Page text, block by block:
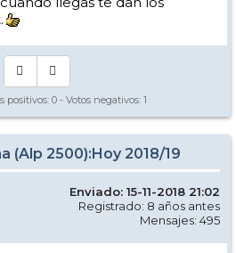
positivos: 0 - Votos negativos: 1
(Alp 2500):Hoy 2018/19
Enviado: 15-11-2018 21:02
Registrado: 8 años antes
Mensajes: 495